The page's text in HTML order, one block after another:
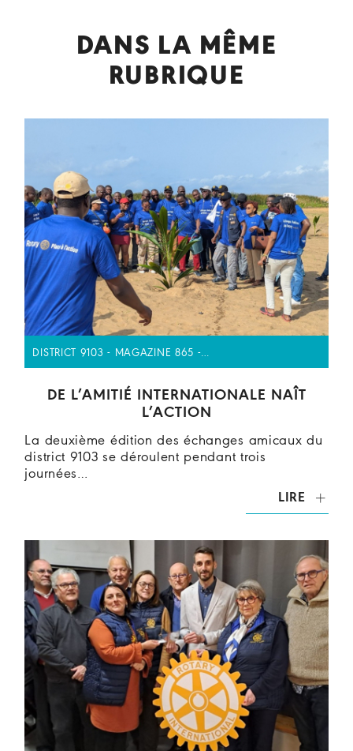
DANS LA MÊME
RUBRIQUE
DISTRICT 9103 - MAGAZINE 865 -…
DE L’AMITIÉ INTERNATIONALE NAÎT
L’ACTION
La deuxième édition des échanges amicaux du
district 9103 se déroulent pendant trois
journées…
LIRE